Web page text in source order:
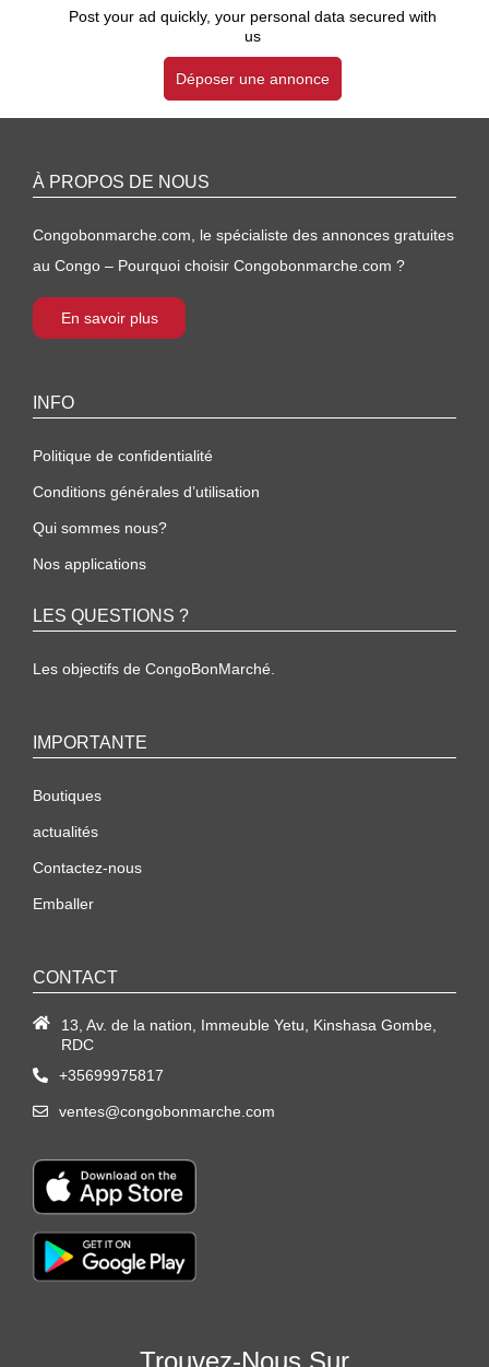
Post your ad quickly, your personal data secured with
us
Déposer une annonce
À PROPOS DE NOUS
Congobonmarche.com, le spécialiste des annonces gratuites
au Congo – Pourquoi choisir Congobonmarche.com ?
En savoir plus
INFO
Politique de confidentialité
Conditions générales d’utilisation
Qui sommes nous?
Nos applications
LES QUESTIONS ?
Les objectifs de CongoBonMarché.
IMPORTANTE
Boutiques
actualités
Contactez-nous
Emballer
CONTACT
13, Av. de la nation, Immeuble Yetu, Kinshasa Gombe,
RDC
+35699975817
ventes@congobonmarche.com
Trouvez-Nous Sur